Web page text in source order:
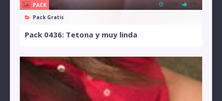
PACK
Pack Gratis
2 MB 0%
Pack 0436: Tetona y muy linda